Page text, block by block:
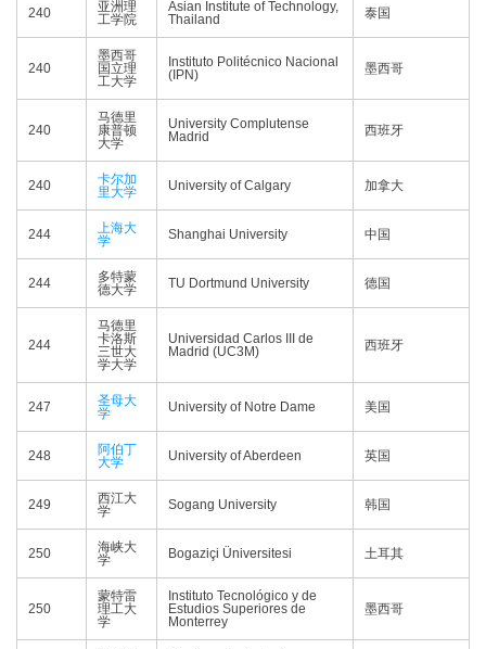
240
亚洲理
工学院
Asian Institute of Technology,
Thailand
泰国
240
墨西哥
国立理
工大学
Instituto Politécnico Nacional
(IPN)
墨西哥
240
马德里
康普顿
大学
University Complutense
Madrid
西班牙
240
卡尔加
里大学
University of Calgary 加拿大
244
上海大
学
Shanghai University 中国
244
多特蒙
德大学
TU Dortmund University 德国
244
马德里
卡洛斯
三世大
学大学
Universidad Carlos III de
Madrid (UC3M)
西班牙
247
圣母大
学
University of Notre Dame 美国
248
阿伯丁
大学
University of Aberdeen 英国
249
西江大
学
Sogang University 韩国
250
海峡大
学
Bogaziçi Üniversitesi 土耳其
250
蒙特雷
理工大
学
Instituto Tecnológico y de
Estudios Superiores de
Monterrey
墨西哥